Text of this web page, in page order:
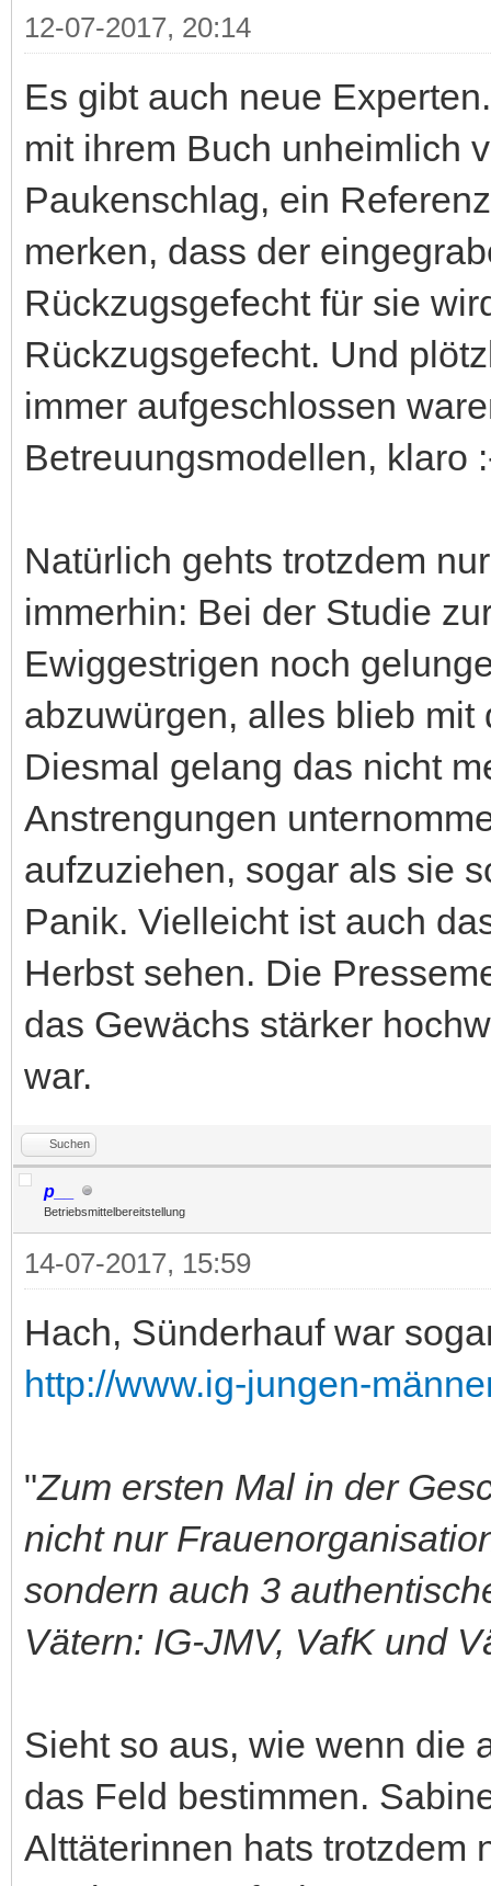
12-07-2017, 20:14
Es gibt auch neue
mit ihrem Buch unheimlich
Paukenschlag, ein
merken, dass der
Rückzugsgefecht für sie
Rückzugsgefecht. Und
immer aufgeschlossen
Betreuungsmodellen, klaro
Natürlich gehts trotzdem
immerhin: Bei der Studie
Ewiggestrigen noch
abzuwürgen, alles blieb
Diesmal gelang das nicht
Anstrengungen
aufzuziehen, sogar als sie
Panik. Vielleicht ist auch
Herbst sehen. Die
das Gewächs stärker
war.
Suchen
p__
Betriebsmittelbereitstellung
14-07-2017, 15:59
Hach, Sünderhauf war
http://www.ig-jungen-
"Zum ersten Mal in der
nicht nur
sondern auch 3
Vätern: IG-JMV, VafK und
Sieht so aus, wie wenn die
das Feld bestimmen.
Alttäterinnen hats trotzdem